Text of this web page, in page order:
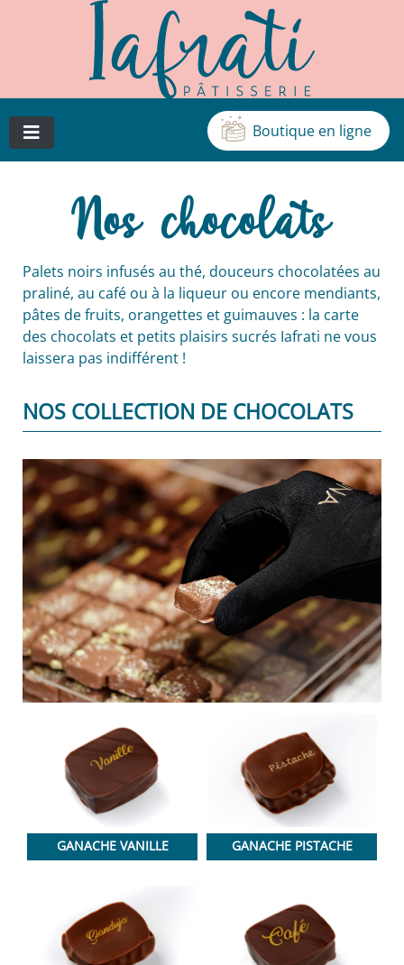
Patisserie Iafrati
Cédric Iafrati, artisan pâtissier, chocolatier et glacier à
Boutique en ligne
Nos chocolats
Palets noirs infusés au thé, douceurs chocolatées au
praliné, au café ou à la liqueur ou encore mendiants,
pâtes de fruits, orangettes et guimauves : la carte
des chocolats et petits plaisirs sucrés Iafrati ne vous
laissera pas indifférent !
NOS COLLECTION DE CHOCOLATS
GANACHE VANILLE GANACHE PISTACHE